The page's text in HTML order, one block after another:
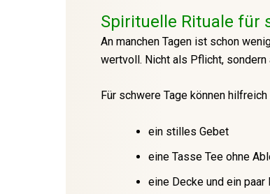
Spirituelle Rituale für
An manchen Tagen ist schon
wertvoll. Nicht als Pflicht, sondern
Für schwere Tage können hilfreich
ein stilles Gebet
eine Tasse Tee ohne
eine Decke und ein paar